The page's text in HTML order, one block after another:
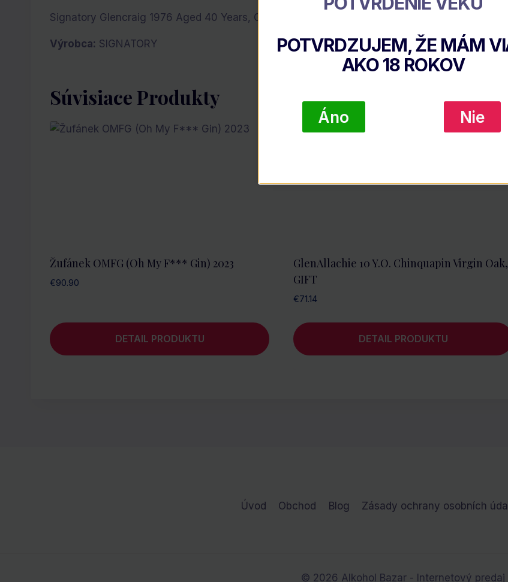
Signatory Glencraig 1976 Aged 40 Years, GIFT
Výrobca: SIGNATORY
Súvisiace Produkty
Žufánek OMFG (Oh My F*** Gin) 2023
€90.90
DETAIL PRODUKTU
GlenAllachie 10 Y.O. Chinquapin Virgin Oak,
GIFT
€71.14
DETAIL PRODUKTU
Úvod Obchod Blog Zásady ochrany osobních
© 2026 Alkohol Bazar - Internetový predaj
POTVRDZUJEM, ŽE MÁM
AKO18 ROKOV
Áno Nie